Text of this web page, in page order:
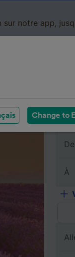
notre app,
De
À
Change to